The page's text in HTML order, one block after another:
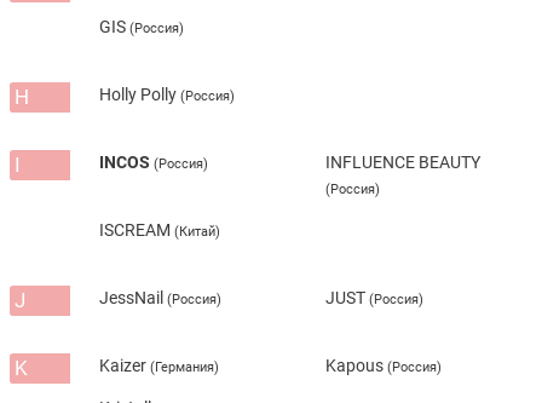
GIS(Россия)
H Holly Polly(Россия)
I INCOS(Россия) INFLUENCE BEAUTY
(Россия)
ISCREAM(Китай)
J JessNail(Россия) JUST (Россия)
K Kaizer(Германия) Kapous (Россия)